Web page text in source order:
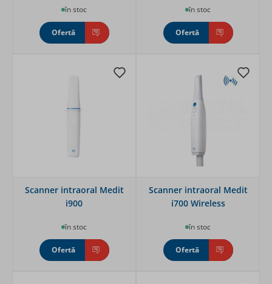
în stoc
Ofertă
în stoc
Ofertă
Scanner intraoral Medit
i900
în stoc
Ofertă
Scanner intraoral Medit
i700 Wireless
în stoc
Ofertă